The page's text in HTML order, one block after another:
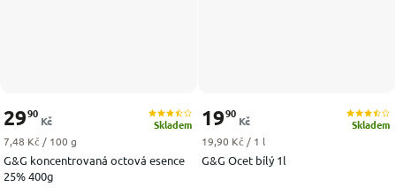
G&G koncentrovaná octová esence
25% 400g
Skladem
2990
Kč
Měrná cena:
7,48 Kč / 100 g
G&G Ocet bílý 1l
Skladem
1990
Kč
Měrná cena:
19,90 Kč / 1 l